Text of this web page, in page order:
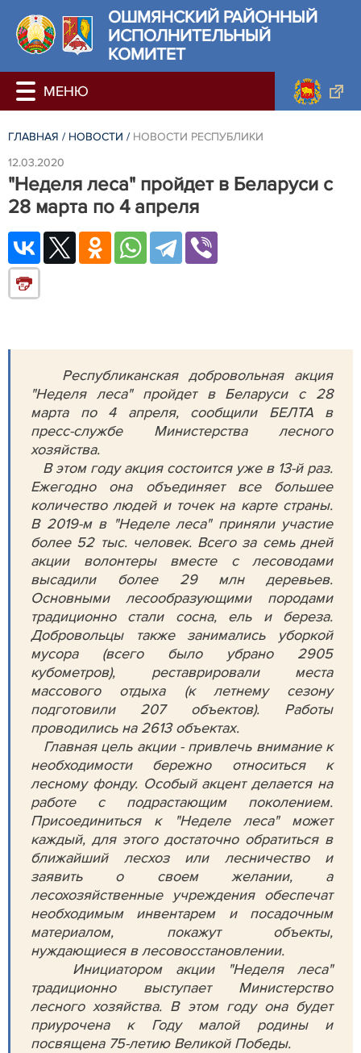
ОШМЯНСКИЙ РАЙОННЫЙ
ИСПОЛНИТЕЛЬНЫЙ
КОМИТЕТ
ГЛАВНАЯ / НОВОСТИ / НОВОСТИ РЕСПУБЛИКИ
12.03.2020
"Неделя леса" пройдет в Беларуси с
28 марта по 4 апреля
Республиканская добровольная акция
"Неделя леса" пройдет в Беларуси с 28
марта по 4 апреля, сообщили БЕЛТА в
пресс-службе Министерства лесного
хозяйства.
В этом году акция состоится уже в 13-й раз.
Ежегодно она объединяет все большее
количество людей и точек на карте страны.
В 2019-м в "Неделе леса" приняли участие
более 52 тыс. человек. Всего за семь дней
акции волонтеры вместе с лесоводами
высадили более 29 млн деревьев.
Основными лесообразующими породами
традиционно стали сосна, ель и береза.
Добровольцы также занимались уборкой
мусора (всего было убрано 2905
кубометров), реставрировали места
массового отдыха (к летнему сезону
подготовили 207 объектов). Работы
проводились на 2613 объектах.
Главная цель акции - привлечь внимание к
необходимости бережно относиться к
лесному фонду. Особый акцент делается на
работе с подрастающим поколением.
Присоединиться к "Неделе леса" может
каждый, для этого достаточно обратиться в
ближайший лесхоз или лесничество и
заявить о своем желании, а
лесохозяйственные учреждения обеспечат
необходимым инвентарем и посадочным
материалом, покажут объекты,
нуждающиеся в лесовосстановлении.
Инициатором акции "Неделя леса"
традиционно выступает Министерство
лесного хозяйства. В этом году она будет
приурочена к Году малой родины и
посвящена 75-летию Великой Победы.